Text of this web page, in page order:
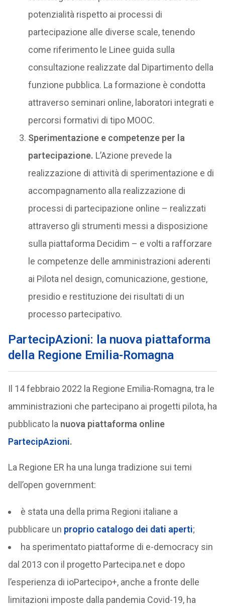
potenzialità rispetto ai processi di
partecipazione alle diverse scale, tenendo
come riferimento le Linee guida sulla
consultazione realizzate dal Dipartimento della
funzione pubblica. La formazione è condotta
attraverso seminari online, laboratori integrati e
percorsi formativi di tipo MOOC.
Sperimentazione e competenze per la
partecipazione. L’Azione prevede la
realizzazione di attività di sperimentazione e di
accompagnamento alla realizzazione di
processi di partecipazione online – realizzati
attraverso gli strumenti messi a disposizione
sulla piattaforma Decidim – e volti a rafforzare
le competenze delle amministrazioni aderenti
ai Pilota nel design, comunicazione, gestione,
presidio e restituzione dei risultati di un
processo partecipativo.
PartecipAzioni: la nuova piattaforma
della Regione Emilia-Romagna
Il 14 febbraio 2022 la Regione Emilia-Romagna, tra le
amministrazioni che partecipano ai progetti pilota, ha
pubblicato la nuova piattaforma online
PartecipAzioni.
La Regione ER ha una lunga tradizione sui temi
dell’open government:
è stata una della prima Regioni italiane a
pubblicare un proprio catalogo dei dati aperti;
ha sperimentato piattaforme di e-democracy sin
dal 2013 con il progetto Partecipa.net e dopo
l’esperienza di ioPartecipo+, anche a fronte delle
limitazioni imposte dalla pandemia Covid-19, ha